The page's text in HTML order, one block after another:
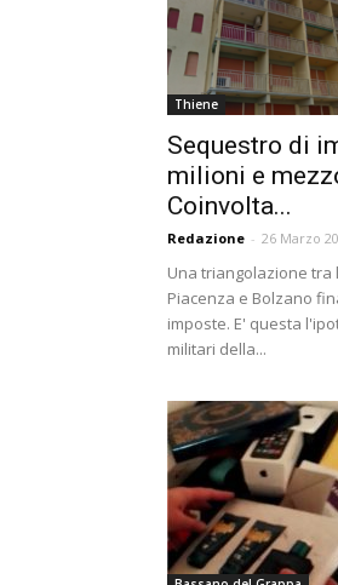
Thiene
Sequestro di
milioni e
Coinvolta...
Redazione - 26 Marzo
Una triangolazione tra
Piacenza e Bolzano
imposte. E' questa
militari della...